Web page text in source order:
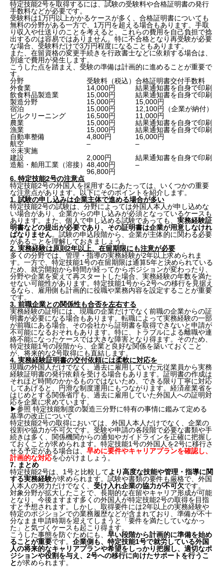
特定技能2号を取得するには、試験の受験料や合格証明書の発行
手数料などが必要です。
受験料は1万円以上かかるケースが多く、合格証明書についても
無料の分野がある一方で、1万円を超える場合もあります。手取
り収入や仕送りのことを考えると、これらの費用を自己負担で捻
出するのは容易ではありません。特に不合格となり再受験が必要
な場合、受験料だけで3万円程度になることもあります。
また、在留資格の変更手続きを行政書士などに依頼する場合は、
別途で費用が発生します。
こうした点を踏まえ、受験の準備は計画的に進めることが重要で
す。
分野
受験料（税込） 合格証明書交付手数料
外食業
14,000円
結果通知書を自身で印刷
飲食料品製造業
15,000円
結果通知書を自身で印刷
製造分野
15,000円
15,000円
宿泊
15,000円
12,100円（企業が納付）
ビルクリーニング
16,500円
11,000円
農業
15,000円
結果通知書を自身で印刷
漁業
15,000円
結果通知書を自身で印刷
自動車整備
4,800円
16,000円
航空
※未実施
–
–
建設
2,000円
結果通知書を自身で印刷
造船・舶用工業（溶接） 48,400円
96,800円
–
6. 特定技能2号の注意点
特定技能2号の外国人を採用するにあたっては、いくつかの重要
な注意点があります。以下にそのポイントを紹介します。
1. 試験の申し込みは企業主体で進める場合が多い
特定技能2号の試験は、分野によっては外国人本人が申し込めな
い場合があり、企業からの申し込みが必須となっているケースも
あります。また、個人で申し込める試験であっても、 実務経験証
明書などの提出が必要であり、その証明書は企業が用意しなけれ
ばなりません。試験の申込段階から、企業が主体的に関わる必要
があることを理解しておきましょう。
2. 実務経験は原則2年以上、在留期限にも注意が必要
多くの分野では、管理・指導の実務経験が2年以上求められま
す。一方で、特定技能1号の在留期限は通算5年と決められている
ため、就労開始から時間が経ってからポジションが変わったり、
分野や企業を変えて再スタートした場合、実務経験の年数を満た
せない可能性があります。特定技能1号から2号への移行を見据え
るなら、雇用側も計画的に役職や業務内容を設定することが重要
です。
3. 前職企業との関係性も合否を左右する
実務経験の証明には、現職の企業だけでなく前職の企業からの証
明書が必要になる場合もあります。転職によって実務経験の一部
が前職にある場合、その会社から証明書を取得できないと申請が
不可能になるおそれもあります。特に、トラブルによる離職や連
絡不能になったケースでは大きな障害となり得ます。そのため、
特定技能1号の段階から、企業と良好な関係を築いておくこと
が、将来的な2号取得にも直結します。
4. 実務経験証明書の交付依頼には柔軟に対応を
現職の外国人だけでなく、過去に雇用していた元従業員から実務
経験証明書の発行依頼を受ける場合もあります。証明書の作成は
それほど時間のかかるものではないため、できる限り丁寧に対応
してあげると、円滑な制度運用にもつながります。経済産業省を
はじめとする関係省庁も、過去に雇用していた外国人への証明対
応を企業に求めています。
▶︎参照 特定技能制度の製造三分野に特有の事情に鑑みて定める
基準の改正について
特定技能2号の取得においては、外国人本人だけでなく、企業の
役割や協力が不可欠です。受験や申請の各段階で必要な書類や手
続きは多く、関係機関からの通知やガイドラインを正確に把握し
ておくことが求められます。特定技能1号の外国人を2号に移行さ
せる予定がある場合は、 早めに要件やキャリアプランを確認し、
計画的な対応を心がけましょう。
7. まとめ
特定技能2号は、1号と比較してより高度な技能や管理・指導に関
する実務経験が求められます。試験や書類の要件も厳格で、外国
人本人の努力だけでなく、 受け入れ企業の協力が不可欠です。
対象分野が拡大したことで、長期的な在留やキャリア形成が可能
となり、今後ますます多くの外国人が特定技能2号の取得を目指
すと予想されます。しかし、取得要件には2年以上の実務経験や
特定のポジションでの業務履歴などが含まれており、準備が不十
分なまま申請時期を迎えてしまうと「要件を満たしていなかっ
た」と気づくケースも起こり得ます。
こうした事態を防ぐためにも、 早い段階から計画的に準備を始め
ることが重要です。 企業側も、特定技能1号で就労している外国
人の将来的なキャリアプランや希望をしっかり把握し、適切なポ
ジションや役割を与え、2号への移行に向けたサポートを行うこ
とが求められます。